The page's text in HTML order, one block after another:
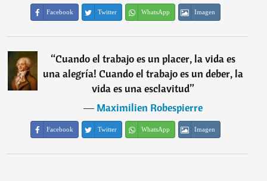
Facebook Twitter WhatsApp Imagen
“Cuando el trabajo es un placer, la vida es
una alegría! Cuando el trabajo es un deber, la
vida es una esclavitud”
―Maximilien Robespierre
Facebook Twitter WhatsApp Imagen